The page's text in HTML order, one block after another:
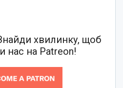
хвилинку, щоб
нас на Patreon!